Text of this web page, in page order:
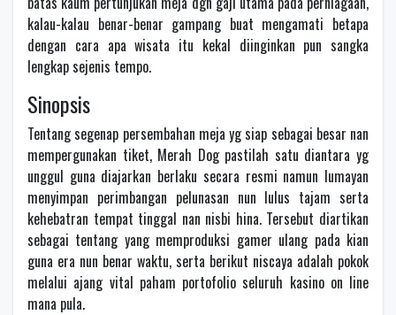
kalau-kalau benar-benar gampang buat mengamati betapa
dengan cara apa wisata itu kekal diinginkan pun sangka
lengkap sejenis tempo.
Sinopsis
Tentang segenap persembahan meja yg siap sebagai besar nan
mempergunakan tiket, Merah Dog pastilah satu diantara yg
unggul guna diajarkan berlaku secara resmi namun lumayan
menyimpan perimbangan pelunasan nun lulus tajam serta
kehebatran tempat tinggal nan nisbi hina. Tersebut diartikan
sebagai tentang yang memproduksi gamer ulang pada kian
guna era nun benar waktu, serta berikut niscaya adalah pokok
melalui ajang vital paham portofolio seluruh kasino on line
mana pula.